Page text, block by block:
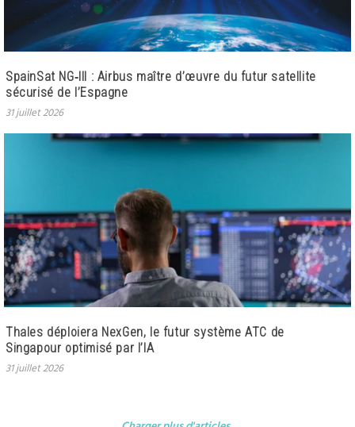
SpainSat NG‑III : Airbus maître d’œuvre du futur satellite
sécurisé de l’Espagne
31 juillet 2026
Thales déploiera NexGen, le futur système ATC de
Singapour optimisé par l’IA
31 juillet 2026